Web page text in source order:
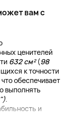
вам с
ценителей
632 см²(98
к точности
что обеспечивает
выполнять
.
и